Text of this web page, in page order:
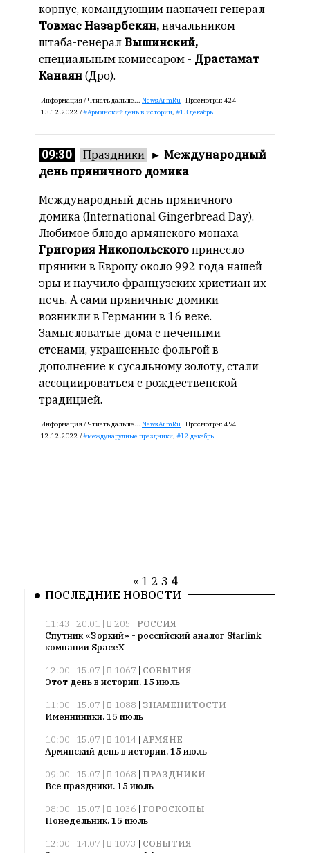
корпус, командующим назначен генерал
Товмас Назарбекян, начальником
штаба-генерал Вышинский,
специальным комиссаром - Драстамат
Канаян (Дро).
Информация /Чтиать дальше... NewsArmRu | Просмотры: 424 |
13.12.2022 /
Армянский день в истории, 13 декабрь
09:30 Праздники ► Международный
день пряничного домика
Международный день пряничного
домика (International Gingerbread Day).
Любимое блюдо армянского монаха
Григория Никопольского принесло
пряники в Европу около 992 года нашей
эры и научило французских христиан их
печь. А сами пряничные домики
возникли в Германии в 16 веке.
Замысловатые дома с печеными
стенами, украшенные фольгой в
дополнение к сусальному золоту, стали
ассоциироваться с рождественской
традицией.
Информация /Чтиать дальше... NewsArmRu | Просмотры: 494 |
12.12.2022 /
междунарудные праздники, 12 декабрь
« 1 2 3 4
ПОСЛЕДНИЕ НОВОСТИ
11:43 | 20.01 | 205 | РОССИЯ
Спутник «Зоркий» - российский аналог Starlink
компании SpaceX
12:00 | 15.07 |
1067 | СОБЫТИЯ
Этот день в истории. 15 июль
11:00 | 15.07 |
1088 | ЗНАМЕНИТОСТИ
Именниники. 15 июль
10:00 | 15.07 |
1014 | АРМЯНЕ
Армянский день в истории. 15 июль
09:00 | 15.07 |
1068 | ПРАЗДНИКИ
Все праздники. 15 июль
08:00 | 15.07 |
1036 | ГОРОСКОПЫ
Понедельник. 15 июль
12:00 | 14.07 |
1073 | СОБЫТИЯ